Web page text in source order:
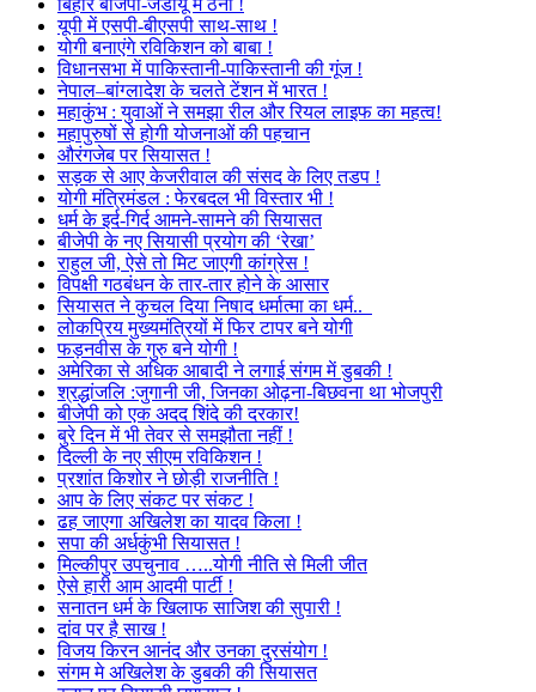
बिहार बीजेपी-जेडीयू में ठनी !
यूपी में एसपी-बीएसपी साथ-साथ !
योगी बनाएंगे रविकिशन को बाबा !
विधानसभा में पाकिस्तानी-पाकिस्तानी की गूंज !
नेपाल–बांग्लादेश के चलते टेंशन में भारत !
महाकुंभ : युवाओं ने समझा रील और रियल लाइफ का महत्व!
महापुरुषों से होगी योजनाओं की पहचान
औरंगजेब पर सियासत !
सड़क से आए केजरीवाल की संसद के लिए तडप !
योगी मंत्रिमंडल : फेरबदल भी विस्तार भी !
धर्म के इर्द-गिर्द आमने-सामने की सियासत
बीजेपी के नए सियासी प्रयोग की ‘रेखा’
राहुल जी, ऐसे तो मिट जाएगी कांग्रेस !
विपक्षी गठबंधन के तार-तार होने के आसार
सियासत ने कुचल दिया निषाद धर्मात्मा का धर्म..
लोकप्रिय मुख्यमंत्रियों में फिर टापर बने योगी
फड़नवीस के गुरु बने योगी !
अमेरिका से अधिक आबादी ने लगाई संगम में डुबकी !
श्रद्धांजलि :जुगानी जी, जिनका ओढ़ना-बिछवना था भोजपुरी
बीजेपी को एक अदद शिंदे की दरकार!
बुरे दिन में भी तेवर से समझौता नहीं !
दिल्ली के नए सीएम रविकिशन !
प्रशांत किशोर ने छोड़ी राजनीति !
आप के लिए संकट पर संकट !
ढह जाएगा अखिलेश का यादव किला !
सपा की अर्धकुंभी सियासत !
मिल्कीपुर उपचुनाव …..योगी नीति से मिली जीत
ऐसे हारी आम आदमी पार्टी !
सनातन धर्म के खिलाफ साजिश की सुपारी !
दांव पर है साख !
विजय किरन आनंद और उनका दुरसंयोग !
संगम मे अखिलेश के डुबकी की सियासत